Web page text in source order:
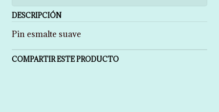
DESCRIPCIÓN
Pin esmalte suave
COMPARTIR ESTE PRODUCTO